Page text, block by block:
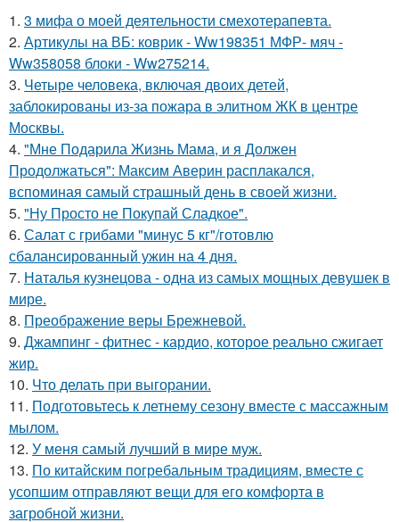
1. 3 мифа о моей деятельности смехотерапевта.
2. Артикулы на ВБ: коврик - Ww198351 МФР- мяч -
Ww358058 блоки - Ww275214.
3. Четыре человека, включая двоих детей,
заблокированы из-за пожара в элитном ЖК в центре
Москвы.
4. "Мне Подарила Жизнь Мама, и я Должен
Продолжаться": Максим Аверин расплакался,
вспоминая самый страшный день в своей жизни.
5. "Ну Просто не Покупай Сладкое".
6. Салат с грибами "минус 5 кг"/готовлю
сбалансированный ужин на 4 дня.
7. Наталья кузнецова - одна из самых мощных девушек в
мире.
8. Преображение веры Брежневой.
9. Джампинг - фитнес - кардио, которое реально сжигает
жир.
10. Что делать при выгорании.
11. Подготовьтесь к летнему сезону вместе с массажным
мылом.
12. У меня самый лучший в мире муж.
13. По китайским погребальным традициям, вместе с
усопшим отправляют вещи для его комфорта в
загробной жизни.